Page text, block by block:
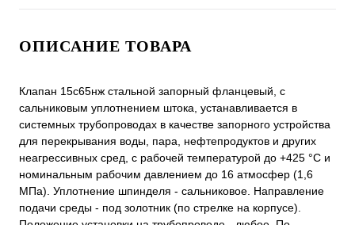
ОПИСАНИЕ ТОВАРА
Клапан 15с65нж стальной запорный фланцевый, с
сальниковым уплотнением штока, устанавливается в
системных трубопроводах в качестве запорного устройства
для перекрывания воды, пара, нефтепродуктов и других
неагрессивных сред, с рабочей температурой до +425 °С и
номинальным рабочим давлением до 16 атмосфер (1,6
МПа). Уплотнение шпинделя - сальниковое. Направление
подачи среды - под золотник (по стрелке на корпусе).